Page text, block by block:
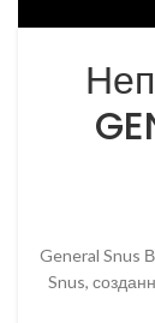
General Snus
Snus,